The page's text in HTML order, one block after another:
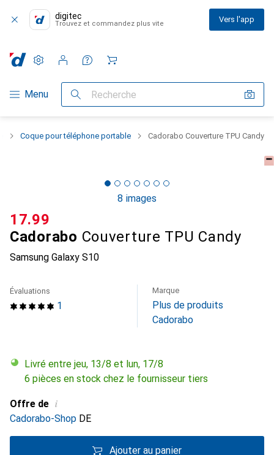
digitec
Trouvez et commandez plus vite Vers l'app
Navigation par catégorie
Menu Recherche
Paramètres
Compte client
Listes de comparaison
Listes d'envies
Panier
Coque pour téléphone portable Cadorabo Couverture TPU Candy
8 images
Cadorabo Couverture TPU Candy
Samsung Galaxy S10
CHF
17.99
1
Évaluations Marque
Plus de produits
Cadorabo
Livré entre jeu, 13/8 et lun, 17/8
6 pièces en stock chez le fournisseur tiers
Offre de i
Cadorabo-Shop DE
Ajouter au panier